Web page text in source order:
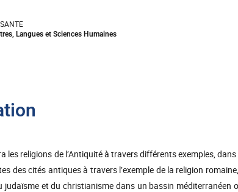
Langues et Sciences Humaines
les religions de l’Antiquité à travers différents exemples,
des cités antiques à travers l’exemple de la religion
judaïsme et du christianisme dans un bassin méditerranéen